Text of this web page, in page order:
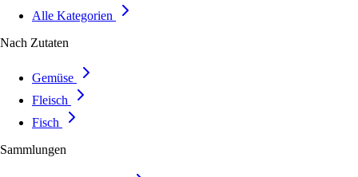
Alle Kategorien
Nach Zutaten
Gemüse
Fleisch
Fisch
Sammlungen